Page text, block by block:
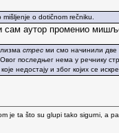
o dotičnom rečniku.
сам аутор променио
стрес ми смо начинили две
. Овог последњег нема у речнику
недостају и због којих се
je ta što su glupi tako sigurni, a